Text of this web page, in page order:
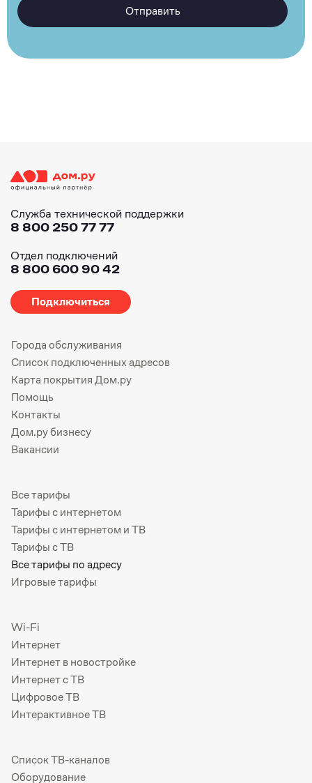
Отправить
Служба технической поддержки
8 800 250 77 77
Отдел подключений
8 800 600 90 42
Подключиться
Города обслуживания
Список подключенных адресов
Карта покрытия Дом.ру
Помощь
Контакты
Дом.ру бизнесу
Вакансии
Все тарифы
Тарифы с интернетом
Тарифы с интернетом и ТВ
Тарифы с ТВ
Все тарифы по адресу
Игровые тарифы
Wi-Fi
Интернет
Интернет в новостройке
Интернет с ТВ
Цифровое ТВ
Интерактивное ТВ
Список ТВ-каналов
Оборудование